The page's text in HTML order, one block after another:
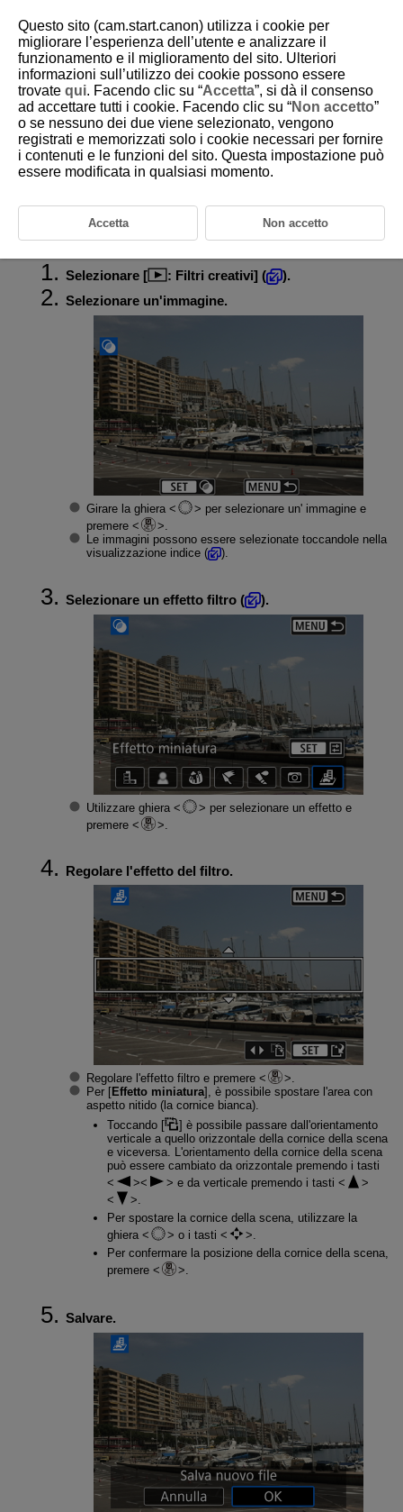
D292-126
Filtri creativi riproduzione
Caratteristiche dei filtri creativi
Effetto miniatura.
Selezionare [ : Filtri creativi] (
).
Selezionare un'immagine.
Girare la ghiera
per selezionare un' immagine e
premere
Le immagini possono essere selezionate toccandole nella
visualizzazione indice (
).
Selezionare un effetto filtro ( ).
Utilizzare ghiera
per selezionare un effetto e
premere
.
Regolare l'effetto del filtro.
Regolare l'effetto filtro e premere
.
Per [Effetto miniatura], è possibile spostare l'area con
aspetto nitido (la cornice bianca).
Toccando [
] è possibile passare dall'orientamento
verticale a quello orizzontale della cornice della scena
e viceversa. L'orientamento della cornice della scena
può essere cambiato da orizzontale premendo i tasti
e da verticale premendo i tasti
Per spostare la cornice della scena, utilizzare la
ghiera
o i tasti
Per confermare la posizione della cornice della scena,
premere
.
Salvare.
Questo sito (cam.start.canon) utilizza i cookie per
migliorare l’esperienza dell’utente e analizzare il
funzionamento e il miglioramento del sito. Ulteriori
informazioni sull’utilizzo dei cookie possono essere
trovate qui. Facendo clic su “Accetta”, si dà il consenso
ad accettare tutti i cookie. Facendo clic su “Non accetto”
o se nessuno dei due viene selezionato, vengono
registrati e memorizzati solo i cookie necessari per fornire
i contenuti e le funzioni del sito. Questa impostazione può
essere modificata in qualsiasi momento.
Accetta Non accetto